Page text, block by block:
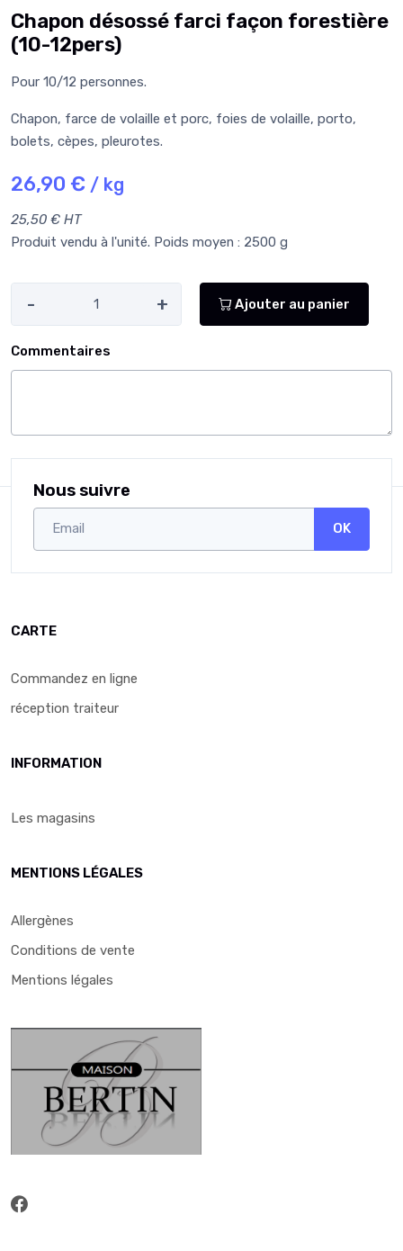
Chapon désossé farci façon forestière
(10-12pers)
Pour 10/12 personnes.
Chapon, farce de volaille et porc, foies de volaille, porto,
bolets, cèpes, pleurotes.
26,90 € / kg
25,50 € HT
Produit vendu à l'unité. Poids moyen : 2500 g
- + Ajouter au panier
Commentaires
Nous suivre
OK
CARTE
Commandez en ligne
réception traiteur
INFORMATION
Les magasins
MENTIONS LÉGALES
Allergènes
Conditions de vente
Mentions légales